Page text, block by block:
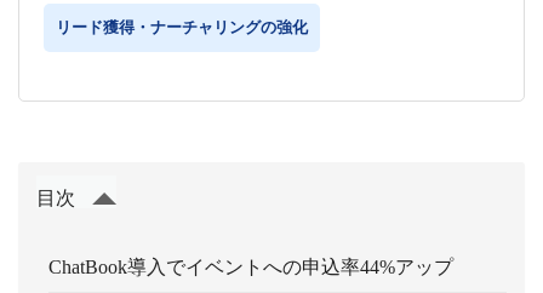
リード獲得・ナーチャリングの強化
目次
ChatBook導入でイベントへの申込率44%アップ